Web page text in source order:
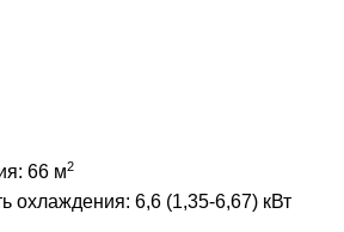
66 м2
охлаждения: 6,6 (1,35-6,67) кВт